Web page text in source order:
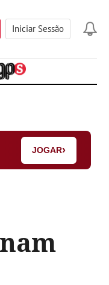
Iniciar Sessão
JOGAR›